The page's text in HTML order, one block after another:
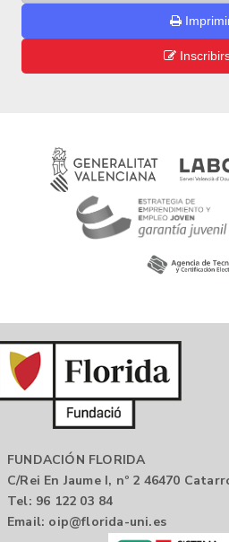
FUNDACIÓN FLORIDA
C/Rei En Jaume I, nº 2 46470
Tel: 96 122 03 84
Email: oip@florida-uni.es